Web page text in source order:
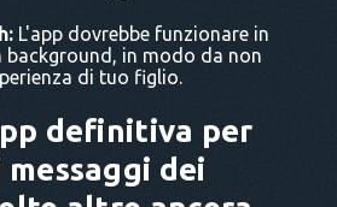
L'app dovrebbe funzionare in
in modo da non
di tuo figlio.
definitiva per
dei